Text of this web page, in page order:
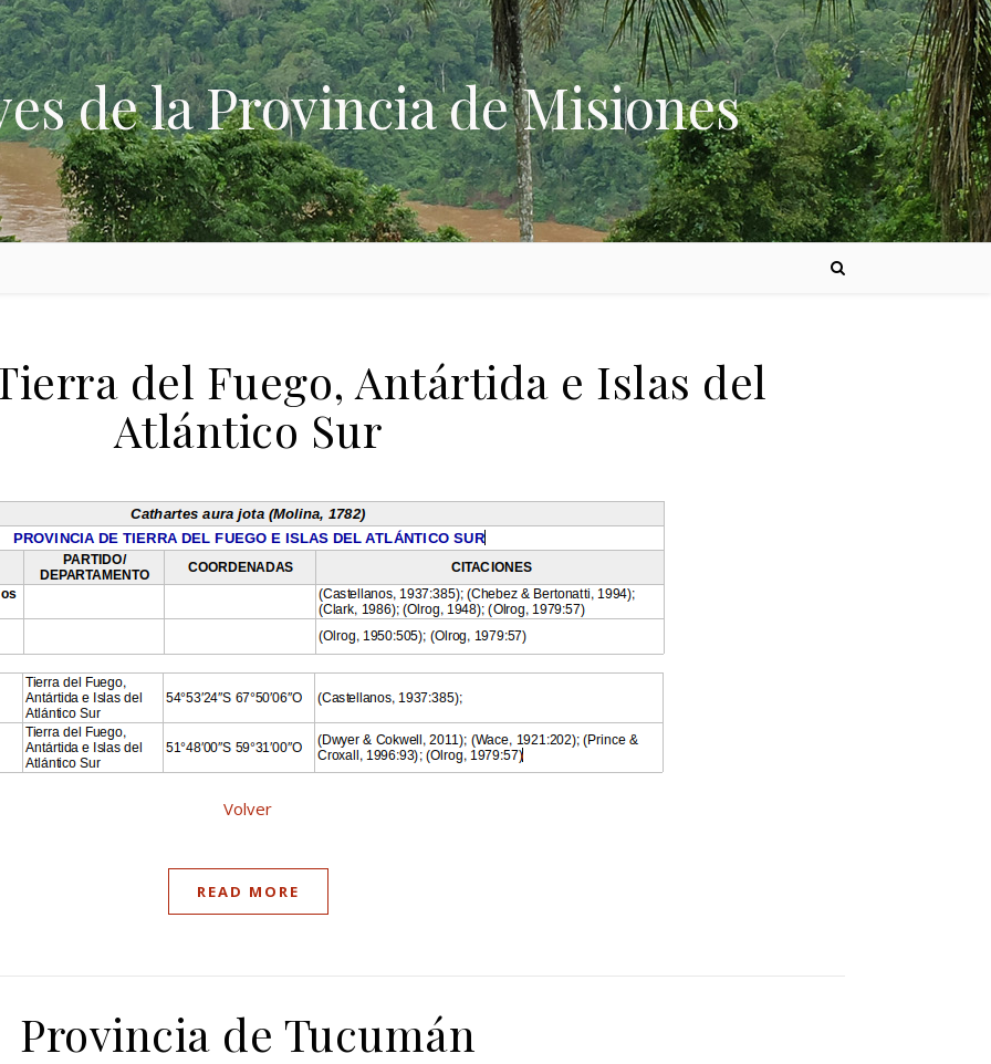
de la Provincia de Misiones
del Fuego, Antártida e Islas del
Atlántico Sur
Volver
READ MORE
Provincia de Tucumán